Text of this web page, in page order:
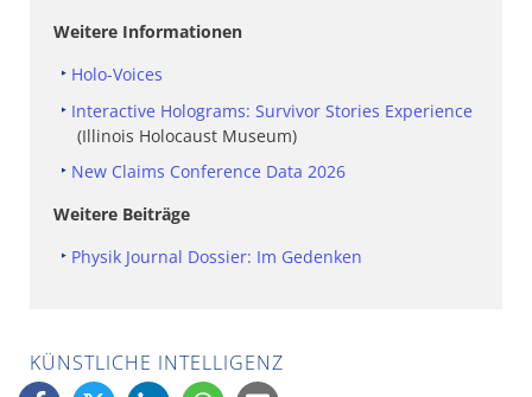
Weitere Informationen
Holo-Voices
Interactive Holograms: Survivor Stories Experience
(Illinois Holocaust Museum)
New Claims Conference Data 2026
Weitere Beiträge
Physik Journal Dossier: Im Gedenken
KÜNSTLICHE INTELLIGENZ